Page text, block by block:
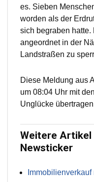
es. Sieben
worden als der
sich begraben
angeordnet in der
Landstraßen zu
Diese Meldung aus
um 08:04 Uhr mit
Unglücke
Weitere Artikel
Newsticker